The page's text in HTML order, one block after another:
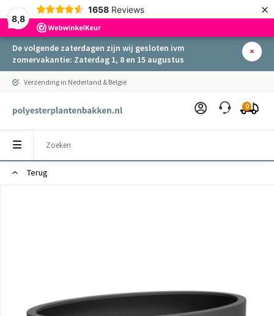
8,8
1658 Reviews ×
De volgende zaterdagen zijn wij gesloten ivm
zomervakantie: Zaterdag 1, 8 en 15 augustus
Verzending in Nederland & België
0
Terug